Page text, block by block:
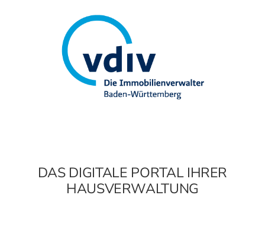
DAS DIGITALE PORTAL IHRER
HAUSVERWALTUNG